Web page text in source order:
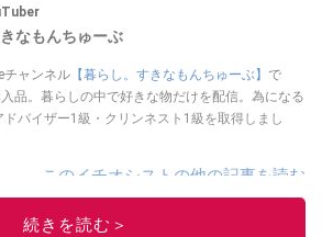
なもんちゅーぶ
チャンネル 【暮らし。すきなもんちゅーぶ】 で
品。暮らしの中で好きな物だけを配信。為になる
バイザー1級・クリンネスト1級を取得しまし
このイチオシストの他の記事を読む
続きを読む＞